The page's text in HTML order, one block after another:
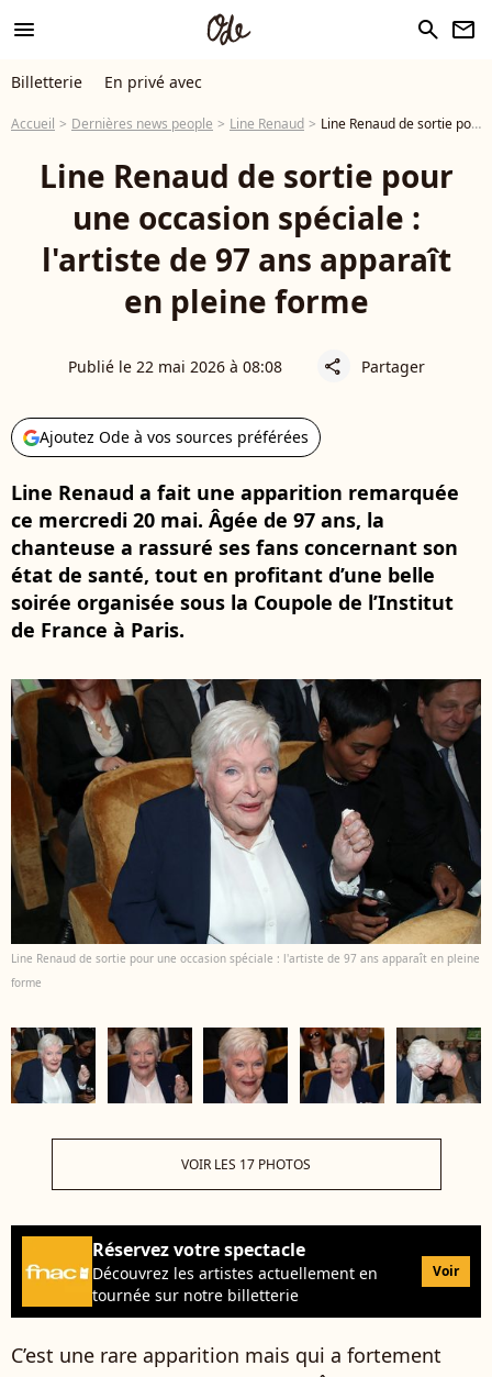
menu search newsletter
Billetterie En privé avec
Accueil Dernières news people Line Renaud Line Renaud de sortie pour une occasion spéciale : l'artiste de 97 ans apparaît en pleine forme
Line Renaud de sortie pour
une occasion spéciale :
l'artiste de 97 ans apparaît
en pleine forme
Publié le 22 mai 2026 à 08:08 share Partager
Ajoutez Ode à vos sources préférées
Line Renaud a fait une apparition remarquée
ce mercredi 20 mai. Âgée de 97 ans, la
chanteuse a rassuré ses fans concernant son
état de santé, tout en profitant d’une belle
soirée organisée sous la Coupole de l’Institut
de France à Paris.
Line Renaud de sortie pour une occasion spéciale : l'artiste de 97 ans apparaît en pleine
forme
VOIR LES 17 PHOTOS
Réservez votre spectacle
Découvrez les artistes actuellement en
tournée sur notre billetterie
Voir
C’est une rare apparition mais qui a fortement